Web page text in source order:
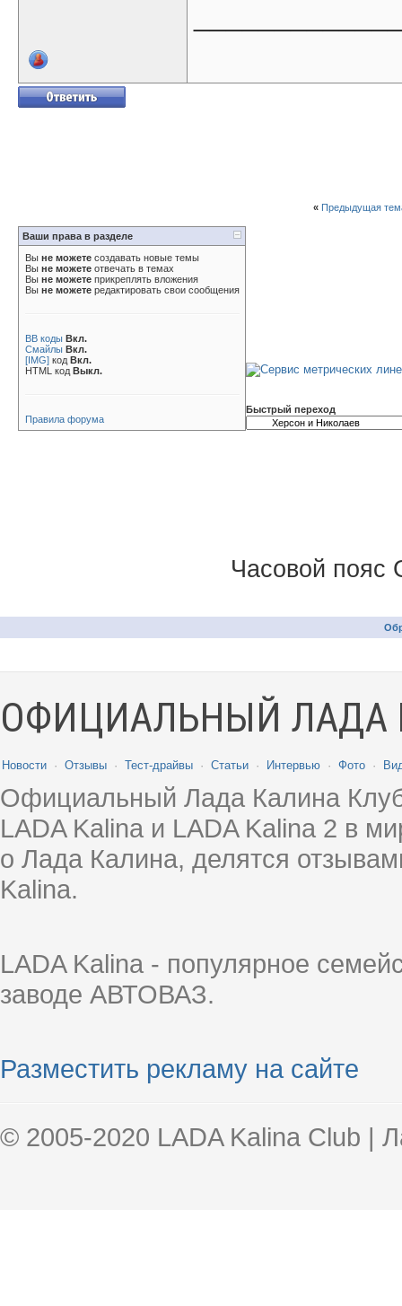
« Предыдущая
Ваши права в разделе
Вы не можете создавать новые темы
Вы не можете отвечать в темах
Вы не можете прикреплять вложения
Вы не можете редактировать свои сообщения
BB коды Вкл.
Смайлы Вкл.
[IMG] код Вкл.
HTML код Выкл.
Правила форума
Быстрый переход
Часовой пояс
ОФИЦИАЛЬНЫЙ ЛАДА
Новости · Отзывы · Тест-драйвы · Статьи · Интервью · Фото ·
Официальный Лада Калина
LADA Kalina и LADA Kalina 2 в
о Лада Калина, делятся
Kalina.
LADA Kalina - популярное
заводе АВТОВАЗ.
Разместить рекламу на сайте
© 2005-2020 LADA Kalina Club |